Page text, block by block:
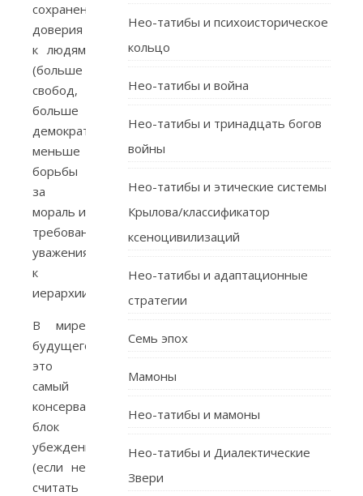
сохранении
доверия
к людям
(больше
свобод,
больше
демократии,
меньше
борьбы
за
мораль и
требований
уважения
к
иерархии).
В мире
будущего
это
самый
консервативный
блок
убеждений
(если не
считать
Нео-татибы и психоисторическое
кольцо
Нео-татибы и война
Нео-татибы и тринадцать богов
войны
Нео-татибы и этические системы
Крылова/классификатор
ксеноцивилизаций
Нео-татибы и адаптационные
стратегии
Семь эпох
Мамоны
Нео-татибы и мамоны
Нео-татибы и Диалектические
Звери